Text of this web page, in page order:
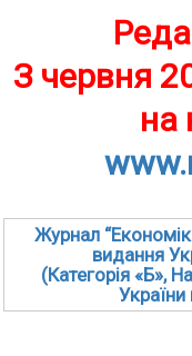
З червня
на
Журнал
видання
(Категорія «Б»,